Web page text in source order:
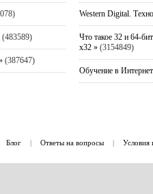
(483589)
(387647)
Western Digital.
Что такое 32 и 64-
x32 »(3154849)
Обучение в
Блог | Ответы на вопросы | Условия